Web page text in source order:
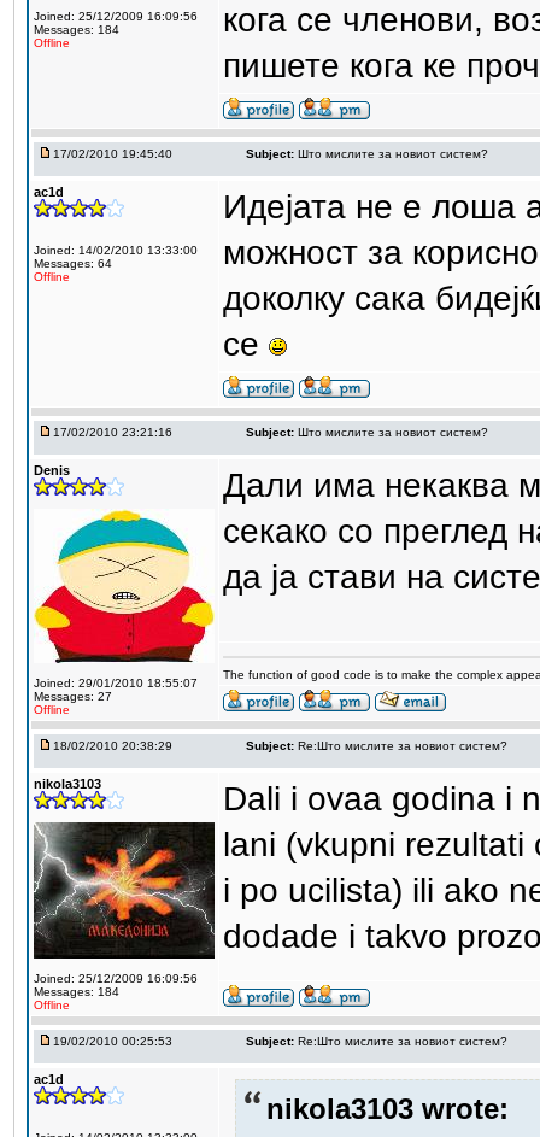
Joined: 25/12/2009 16:09:56
Messages: 184
Offline
кога се членови,
пишете кога ке
17/02/2010 19:45:40 Subject: Што мислите за новиот систем?
ac1d
Joined: 14/02/2010 13:33:00
Messages: 64
Offline
Идејата не е лоша
можност за
доколку сака
се
17/02/2010 23:21:16 Subject: Што мислите за новиот систем?
Denis
Joined: 29/01/2010 18:55:07
Messages: 27
Offline
Дали има некаква
секако со преглед
да ја стави на
The function of good code is to make the complex
18/02/2010 20:38:29 Subject: Re:Што мислите за новиот систем?
nikola3103
Joined: 25/12/2009 16:09:56
Messages: 184
Offline
Dali i ovaa godina i
lani (vkupni rezultati
i po ucilista) ili ako
dodade i takvo
19/02/2010 00:25:53 Subject: Re:Што мислите за новиот систем?
ac1d
nikola3103 wrote: